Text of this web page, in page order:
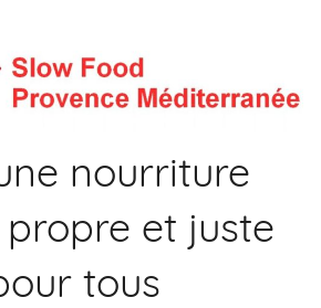
nourriture
et juste
tous